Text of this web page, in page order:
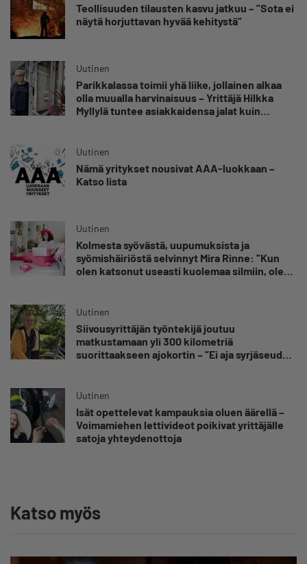
Teollisuuden tilausten kasvu jatkuu – ”Sota ei
näytä horjuttavan hyvää kehitystä”
Uutinen
Parikkalassa toimii yhä liike, jollainen alkaa
olla muualla harvinaisuus – Yrittäjä Hilkka
Myllylä tuntee asiakkaidensa jalat kuin
Uutinen
Nämä yritykset nousivat AAA-luokkaan –
Katso lista
Uutinen
Kolmesta syövästä, uupumuksista ja
syömishäiriöstä selvinnyt Mira Rinne: ”Kun
olen katsonut useasti kuolemaa silmiin, olen
Uutinen
Siivousyrittäjän työntekijä joutuu
matkustamaan yli 300 kilometriä
suorittaakseen ajokortin – ”Ei aja syrjäseudun
Uutinen
Isät opettelevat kampauksia oluen äärellä –
Voimamiehen lettivideot poikivat yrittäjälle
satoja yhteydenottoja
Katso myös